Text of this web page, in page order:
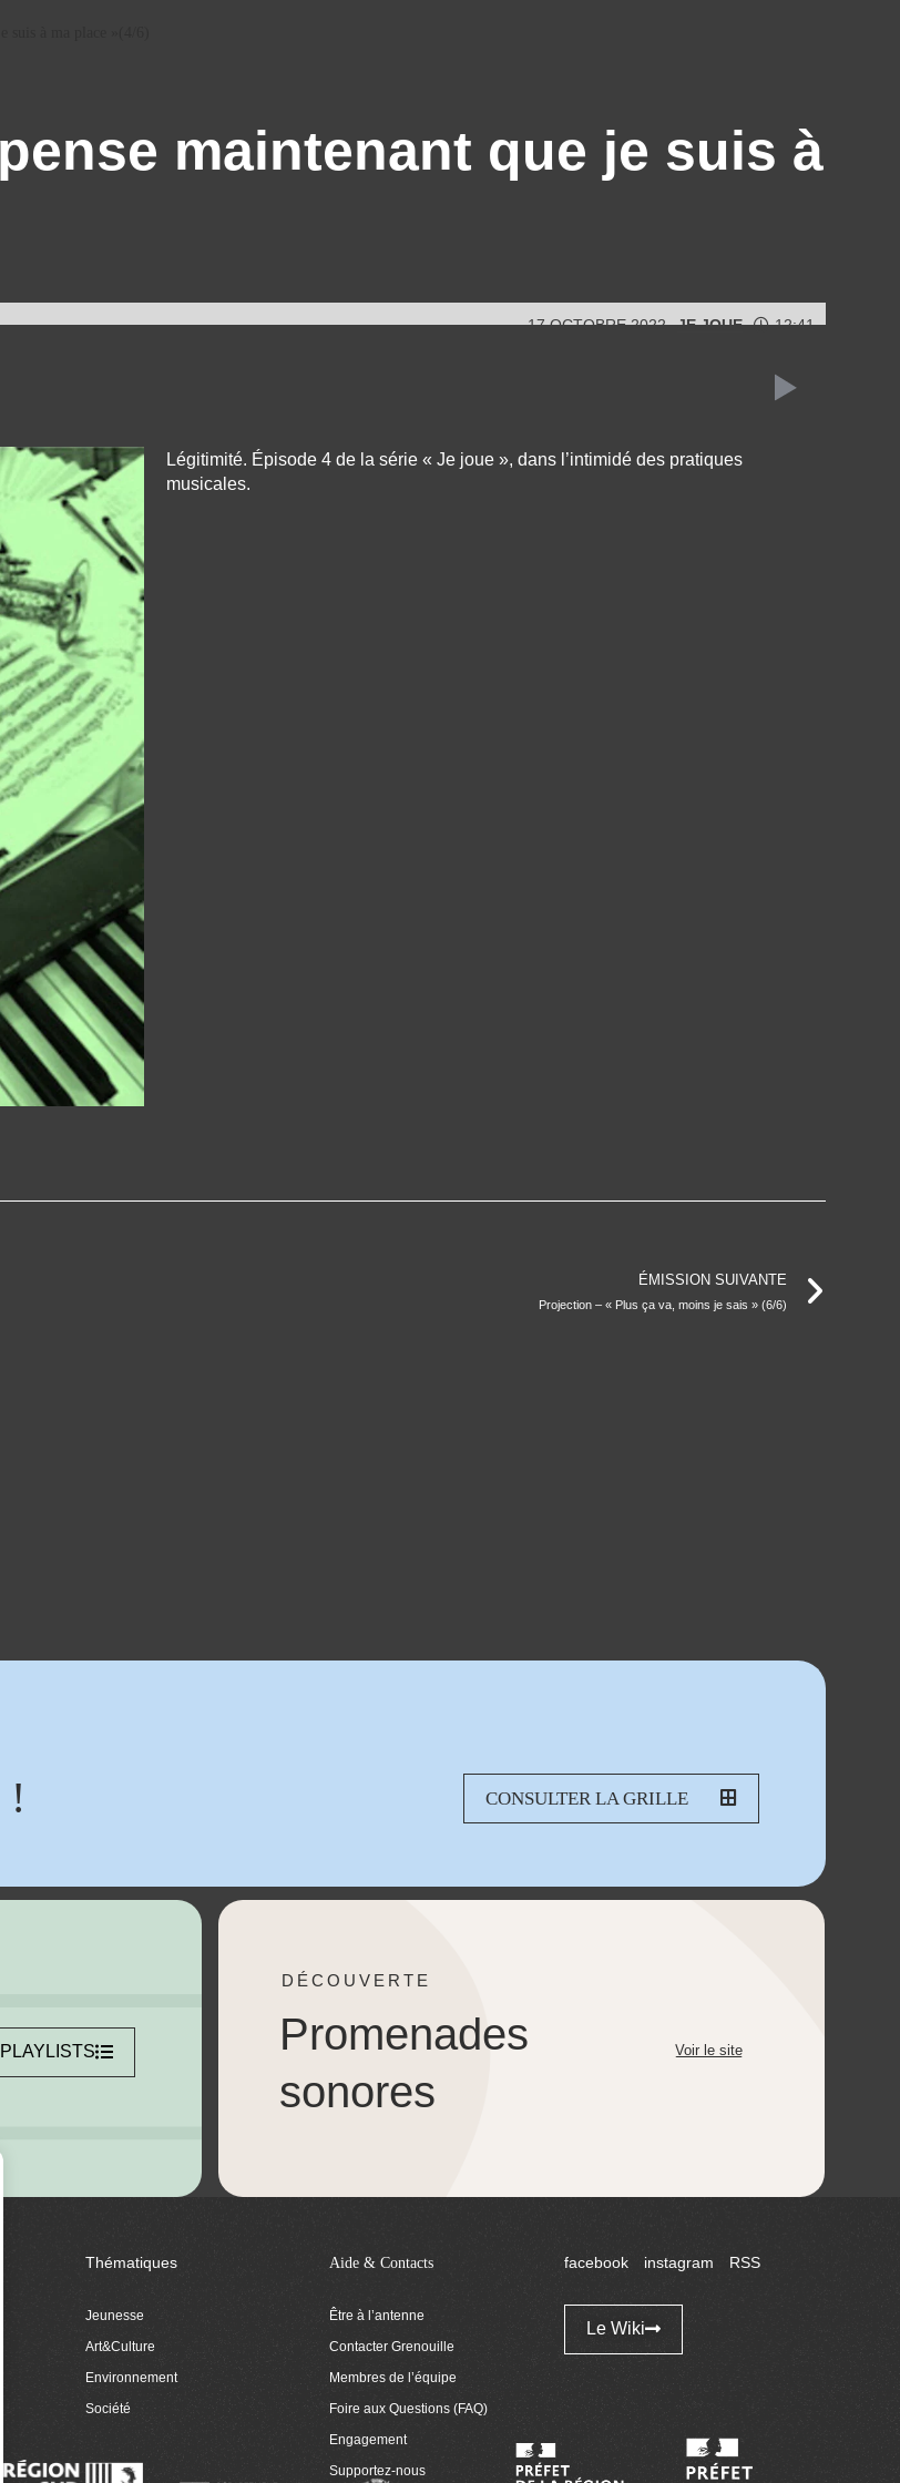
maintenant que je suis à
17 OCTOBRE 2022 JE JOUE 12:41
Légitimité. Épisode 4 de la série « Je joue », dans l’intimidé des pratiques
musicales.
ÉMISSION SUIVANTE
Projection – « Plus ça va, moins je sais » (6/6)
! CONSULTER LA GRILLE
DÉCOUVERTE
Promenades
sonores
Voir le site
Thématiques
Jeunesse
Art&Culture
Environnement
Société
Aide & Contacts
Être à l’antenne
Contacter Grenouille
Membres de l’équipe
Foire aux Questions (FAQ)
Engagement
Supportez-nous
facebook instagram RSS
Le Wiki